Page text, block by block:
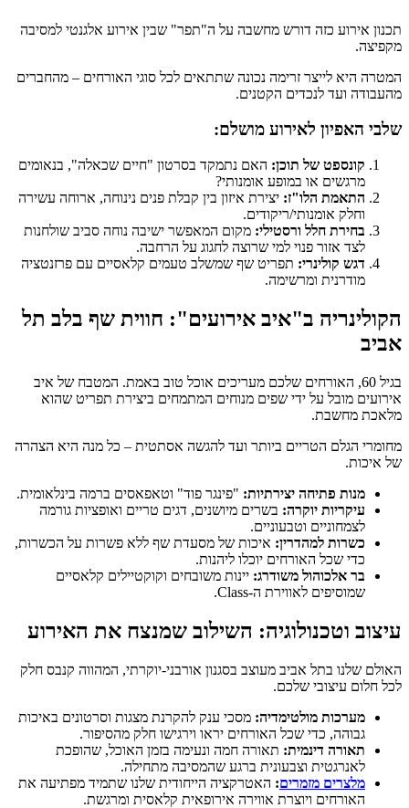
תכנון אירוע כזה דורש מחשבה על ה"תפר" שבין אירוע אלגנטי למסיבה
מקפיצה.
המטרה היא לייצר זרימה נכונה שתתאים לכל סוגי האורחים – מהחברים
מהעבודה ועד לנכדים הקטנים.
שלבי האפיון לאירוע מושלם:
קונספט של תוכן: האם נתמקד בסרטון "חיים שכאלה", בנאומים
מרגשים או במופע אומנותי?
התאמת הלו"ז: יצירת איזון בין קבלת פנים נינוחה, ארוחה עשירה
וחלק אומנותי/ריקודים.
בחירת חלל ורסטילי: מקום המאפשר ישיבה נוחה סביב שולחנות
לצד אזור פנוי למי שרוצה לחגוג על הרחבה.
דגש קולינרי: תפריט שף שמשלב טעמים קלאסיים עם פרזנטציה
מודרנית ומרשימה.
הקולינריה ב"איב אירועים": חווית שף בלב תל
אביב
בגיל 60, האורחים שלכם מעריכים אוכל טוב באמת. המטבח של איב
אירועים מובל על ידי שפים מנוחים המתמחים ביצירת תפריט שהוא
מלאכת מחשבת.
מחומרי הגלם הטריים ביותר ועד להגשה אסתטית – כל מנה היא הצהרה
של איכות.
מנות פתיחה יצירתיות: "פינגר פוד" וטאפאסים ברמה בינלאומית.
עיקריות יוקרה: בשרים מיושנים, דגים טריים ואופציות גורמה
לצמחוניים וטבעוניים.
כשרות למהדרין: איכות של מסעדת שף ללא פשרות על הכשרות,
כדי שכל האורחים יוכלו ליהנות.
בר אלכוהול משודרג: יינות משובחים וקוקטיילים קלאסיים
שמוסיפים לאווירת ה-Class.
עיצוב וטכנולוגיה: השילוב שמנצח את האירוע
האולם שלנו בתל אביב מעוצב בסגנון אורבני-יוקרתי, המהווה קנבס חלק
לכל חלום עיצובי שלכם.
מערכות מולטימדיה: מסכי ענק להקרנת מצגות וסרטונים באיכות
גבוהה, כדי שכל האורחים יראו וירגישו חלק מהסיפור.
תאורה דינמית: תאורה חמה ונעימה בזמן האוכל, שהופכת
לאנרגטית וצבעונית ברגע שהמסיבה מתחילה.
מלצרים מזמרים: האטרקציה הייחודית שלנו שתמיד מפתיעה את
האורחים ויוצרת אווירה אירופאית קלאסית ומרגשת.